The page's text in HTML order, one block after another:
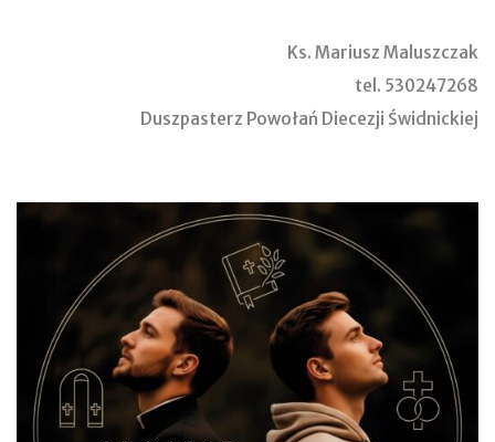
Ks. Mariusz Maluszczak
tel. 530247268
Duszpasterz Powołań Diecezji Świdnickiej